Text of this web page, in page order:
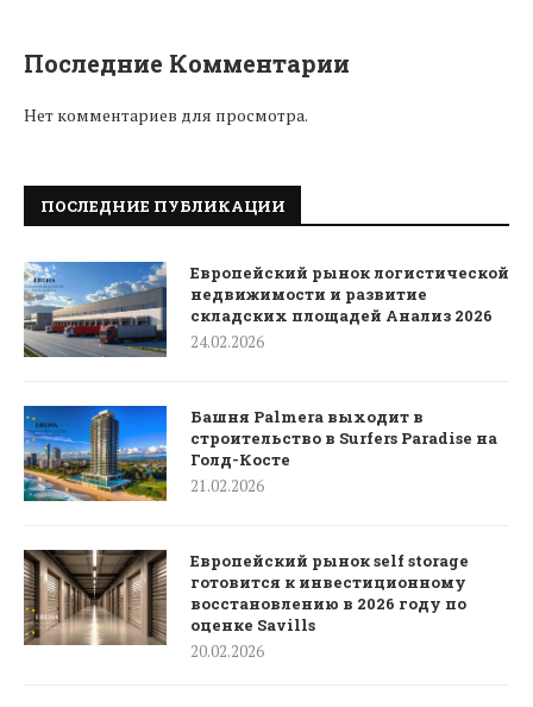
Последние Комментарии
Нет комментариев для просмотра.
ПОСЛЕДНИЕ ПУБЛИКАЦИИ
Европейский рынок логистической
недвижимости и развитие
складских площадей Анализ 2026
24.02.2026
Башня Palmera выходит в
строительство в Surfers Paradise на
Голд-Косте
21.02.2026
Европейский рынок self storage
готовится к инвестиционному
восстановлению в 2026 году по
оценке Savills
20.02.2026